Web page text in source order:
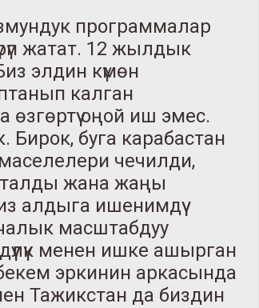
программалар
жатат. 12 жылдык
элдин күмөн
калган
оңой иш эмес.
буга карабастан
чечилди,
жана жаңы
алдыга ишенимдүү
масштабдуу
менен ишке ашырган
эркинин аркасында
Тажикстан да биздин